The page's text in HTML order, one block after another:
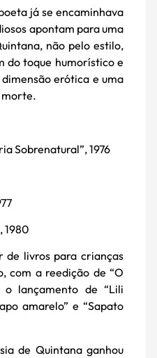
já se encaminhava
apontam para uma
não pelo estilo,
do toque humorístico e
erótica e uma
morte.
Sobrenatural”, 1976
1980
de livros para crianças
com a reedição de “O
lançamento de “Lili
amarelo” e “Sapato
de Quintana ganhou